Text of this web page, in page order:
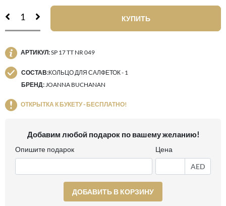
КУПИТЬ
АРТИКУЛ:SP 17 TT NR 049
СОСТАВ:КОЛЬЦО ДЛЯ САЛФЕТОК - 1
БРЕНД: JOANNA BUCHANAN
ОТКРЫТКА К БУКЕТУ - БЕСПЛАТНО!
Добавим любой подарок по вашему желанию!
Опишите подарок Цена
AED
ДОБАВИТЬ В КОРЗИНУ